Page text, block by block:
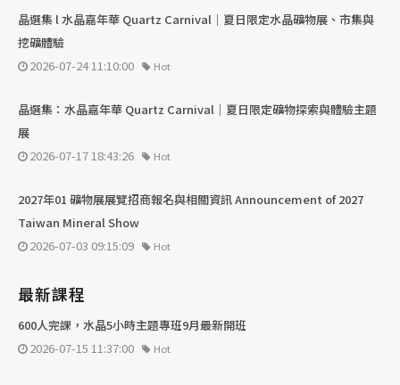
晶選集 l 水晶嘉年華 Quartz Carnival｜夏日限定水晶礦物展、市集與
挖礦體驗
2026-07-24 11:10:00
Hot
晶選集：水晶嘉年華 Quartz Carnival｜夏日限定礦物探索與體驗主題
展
2026-07-17 18:43:26
Hot
2027年01 礦物展展覽招商報名與相關資訊 Announcement of 2027
Taiwan Mineral Show
2026-07-03 09:15:09
Hot
最新課程
600人完課，水晶5小時主題專班9月最新開班
2026-07-15 11:37:00
Hot